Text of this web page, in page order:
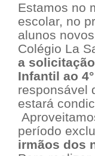
Estamos no
escolar, no
alunos
Colégio La
a
Infantil ao
responsável
estará
período
irmãos dos